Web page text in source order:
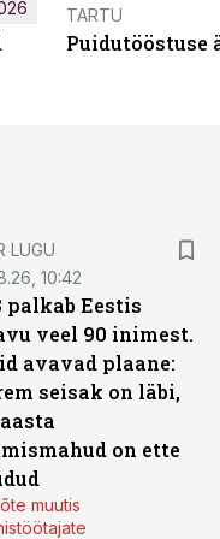
TARTU
Puidutööstuse
LUGU
10:42
palkab Eestis
veel 90 inimest.
avavad plaane:
seisak on läbi,
on ette
muutis